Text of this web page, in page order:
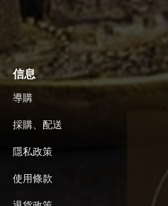
信息
導購
採購、配送
隱私政策
使用條款